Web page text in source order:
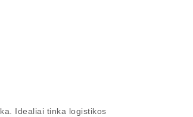
Idealiai tinka logistikos